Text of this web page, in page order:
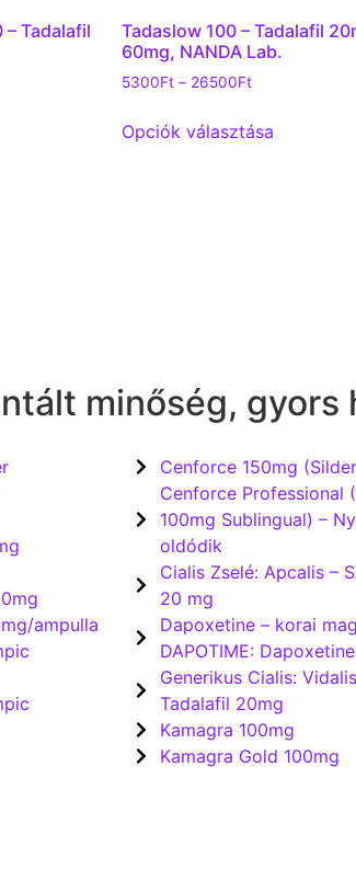
Tadalafil
Tadaslow 100 – Tadalafil
60mg, NANDA Lab.
5300Ft – 26500Ft
Opciók választása
minőség, gyors
ampulla
Cenforce 150mg
Cenforce Professional
100mg Sublingual) –
oldódik
Cialis Zselé: Apcalis –
20 mg
Dapoxetine – korai
DAPOTIME:
Generikus Cialis:
Tadalafil 20mg
Kamagra 100mg
Kamagra Gold 100mg